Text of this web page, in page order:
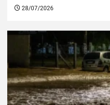
28/07/2026